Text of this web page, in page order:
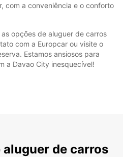
com a conveniência e o conforto
opções de aluguer de carros
com a Europcar ou visite o
Estamos ansiosos para
a Davao City inesquecível!
de carros